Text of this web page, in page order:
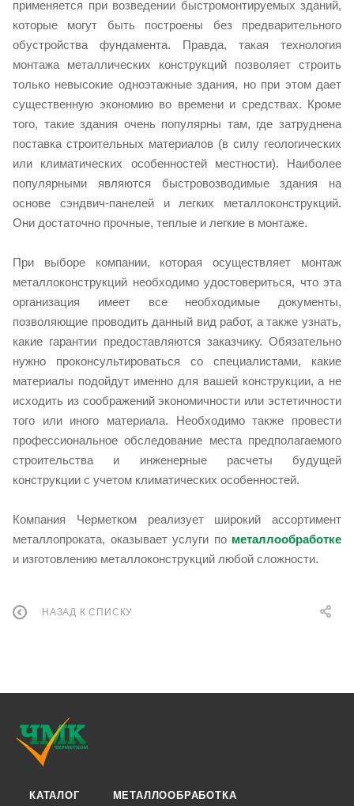
применяется при возведении быстромонтируемых зданий,
которые могут быть построены без предварительного
обустройства фундамента. Правда, такая технология
монтажа металлических конструкций позволяет строить
только невысокие одноэтажные здания, но при этом дает
существенную экономию во времени и средствах. Кроме
того, такие здания очень популярны там, где затруднена
поставка строительных материалов (в силу геологических
или климатических особенностей местности). Наиболее
популярными являются быстровозводимые здания на
основе сэндвич-панелей и легких металлоконструкций.
Они достаточно прочные, теплые и легкие в монтаже.
При выборе компании, которая осуществляет монтаж
металлоконструкций необходимо удостовериться, что эта
организация имеет все необходимые документы,
позволяющие проводить данный вид работ, а также узнать,
какие гарантии предоставляются заказчику. Обязательно
нужно проконсультироваться со специалистами, какие
материалы подойдут именно для вашей конструкции, а не
исходить из соображений экономичности или эстетичности
того или иного материала. Необходимо также провести
профессиональное обследование места предполагаемого
строительства и инженерные расчеты будущей
конструкции с учетом климатических особенностей.
Компания Черметком реализует широкий ассортимент
металлопроката, оказывает услуги по металлообработке
и изготовлению металлоконструкций любой сложности.
НАЗАД К СПИСКУ
КАТАЛОГ МЕТАЛЛООБРАБОТКА